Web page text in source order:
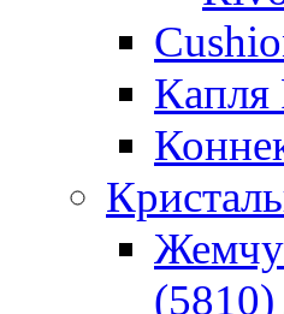
Капля
(5810)